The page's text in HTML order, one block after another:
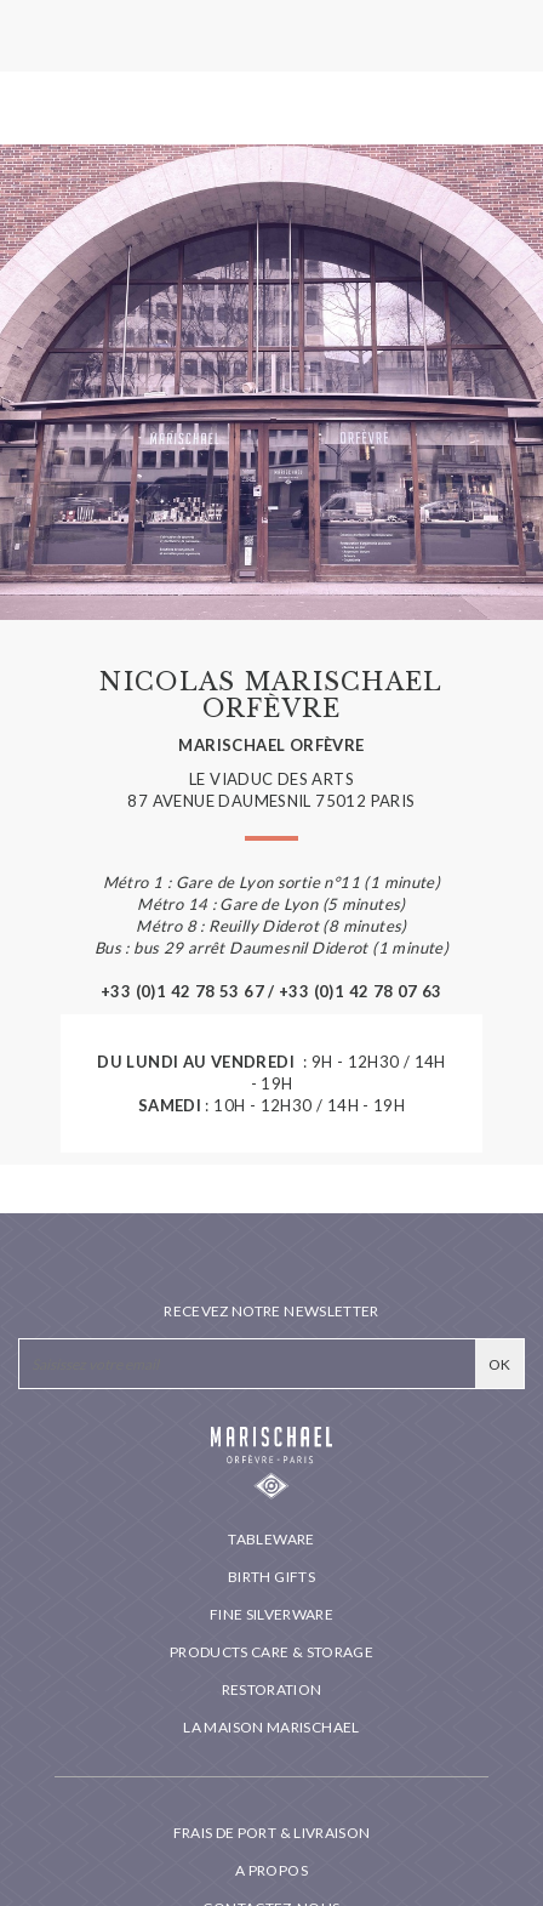
NICOLAS MARISCHAEL
ORFÈVRE
MARISCHAEL ORFÈVRE
LE VIADUC DES ARTS
87 AVENUE DAUMESNIL 75012 PARIS
Métro 1 : Gare de Lyon sortie n°11 (1 minute)
Métro 14 : Gare de Lyon (5 minutes)
Métro 8 : Reuilly Diderot (8 minutes)
Bus : bus 29 arrêt Daumesnil Diderot (1 minute)
+33 (0)1 42 78 53 67 / +33 (0)1 42 78 07 63
DU LUNDI AU VENDREDI : 9H - 12H30 / 14H
- 19H
SAMEDI : 10H - 12H30 / 14H - 19H
TABLEWARE
BIRTH GIFTS
FINE SILVERWARE
PRODUCTS CARE & STORAGE
RESTORATION
LA MAISON MARISCHAEL
FRAIS DE PORT & LIVRAISON
A PROPOS
RECEVEZ NOTRE NEWSLETTER